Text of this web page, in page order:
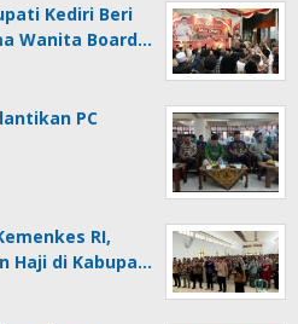
Kediri Beri
Wanita Board…
PC
RI,
Haji di Kabupa…